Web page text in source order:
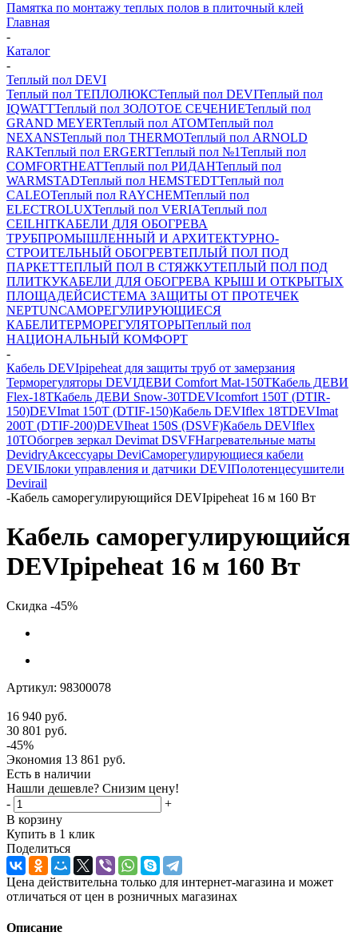
Памятка по монтажу теплых полов в плиточный клей
Главная
-
Каталог
-
Теплый пол DEVI
Теплый пол ТЕПЛОЛЮКСТеплый пол DEVIТеплый пол
IQWATTТеплый пол ЗОЛОТОЕ СЕЧЕНИЕТеплый пол
GRAND MEYERТеплый пол ATOMТеплый пол
NEXANSТеплый пол THERMOТеплый пол ARNOLD
RAKТеплый пол ERGERTТеплый пол №1Теплый пол
COMFORTHEATТеплый пол РИДАНТеплый пол
WARMSTADТеплый пол HEMSTEDTТеплый пол
CALEOТеплый пол RAYCHEMТеплый пол
ELECTROLUXТеплый пол VERIAТеплый пол
CEILHITКАБЕЛИ ДЛЯ ОБОГРЕВА
ТРУБПРОМЫШЛЕННЫЙ И АРХИТЕКТУРНО-
СТРОИТЕЛЬНЫЙ ОБОГРЕВТЕПЛЫЙ ПОЛ ПОД
ПАРКЕТТЕПЛЫЙ ПОЛ В СТЯЖКУТЕПЛЫЙ ПОЛ ПОД
ПЛИТКУКАБЕЛИ ДЛЯ ОБОГРЕВА КРЫШ И ОТКРЫТЫХ
ПЛОЩАДЕЙСИСТЕМА ЗАЩИТЫ ОТ ПРОТЕЧЕК
NEPTUNСАМОРЕГУЛИРУЮЩИЕСЯ
КАБЕЛИТЕРМОРЕГУЛЯТОРЫТеплый пол
НАЦИОНАЛЬНЫЙ КОМФОРТ
-
Кабель DEVIpipeheat для защиты труб от замерзания
Терморегуляторы DEVIДЕВИ Comfort Mat-150TКабель ДЕВИ
Flex-18TКабель ДЕВИ Snow-30TDEVIcomfort 150T (DTIR-
150)DEVImat 150T (DTIF-150)Кабель DEVIflex 18TDEVImat
200T (DTIF-200)DEVIheat 150S (DSVF)Кабель DEVIflex
10TОбогрев зеркал Devimat DSVFНагревательные маты
DevidryАксессуары DeviСаморегулирующиеся кабели
DEVIБлоки управления и датчики DEVIПолотенцесушители
Devirail
-Кабель саморегулирующийся DEVIpipeheat 16 м 160 Вт
Кабель саморегулирующийся
DEVIpipeheat 16 м 160 Вт
Скидка -45%
Артикул: 98300078
16 940 руб.
30 801 руб.
-45%
Экономия 13 861 руб.
Есть в наличии
Нашли дешевле? Снизим цену!
-
+
В корзину
Купить в 1 клик
Поделиться
Цена действительна только для интернет-магазина и может
отличаться от цен в розничных магазинах
Описание